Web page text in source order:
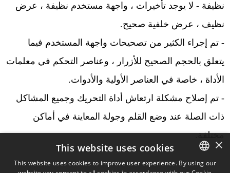
نظيفة - لا يوجد تأخيرات ، واجهة مستخدم نظيفة ، عرض
نظيف ، عرض خلفية صحيح.
- تم إجراء الكثير من تصحيحات واجهة المستخدم فيما
يتعلق بالحجم الصحيح للأزرار ، وعناصر التحكم في معلمات
الأداة ، خاصة في العناصر الأولية والأدوات.
- تم إصلاح مشكلة ارتعاش أداة التحريك وجميع المشاكل
ذات الصلة عند وضع القلم وجولة المعاينة في أماكن
مختلفة.
×
This website uses cookies
This website uses cookies to improve user experience. By using our